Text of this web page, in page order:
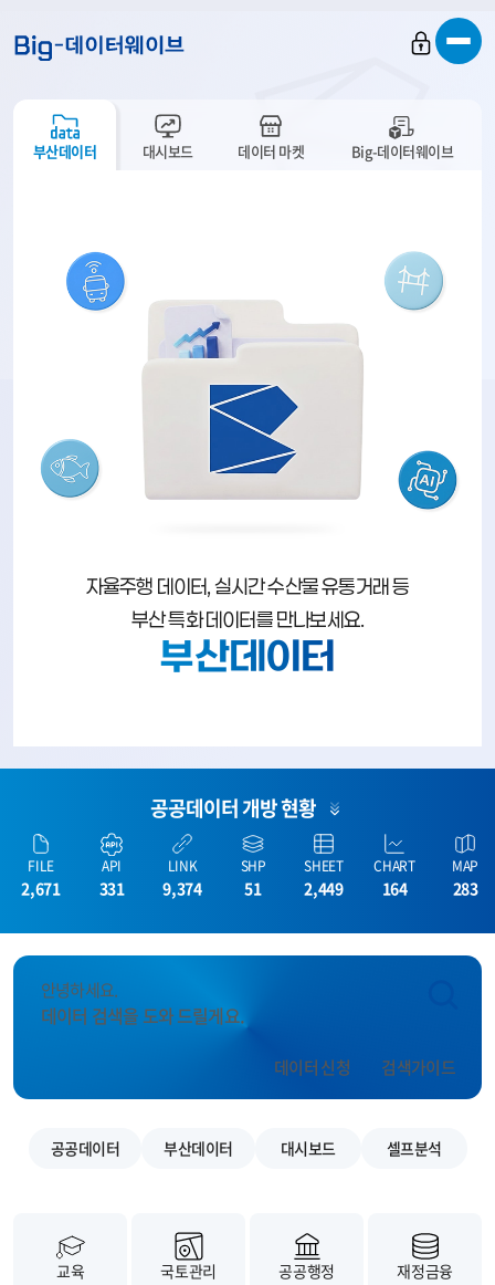
부산데이터 대시보드 데이터 마켓 Big-데이터웨이브
자율주행 데이터, 실시간 수산물 유통거래 등
부산 특화 데이터를 만나보세요.
부산데이터
공공데이터 개방 현황
FILE
2,671
API
331
LINK
9,374
SHP
51
SHEET
2,449
CHART
164
MAP
283
안녕하세요.
데이터 검색을 도와 드릴게요.
데이터 신청 검색가이드
공공데이터 부산데이터 대시보드 셀프분석
교육 국토관리 공공행정 재정금융